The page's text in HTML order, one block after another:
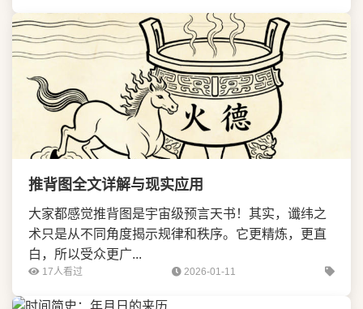
推背图全文详解与现实应用
大家都感觉推背图是宇宙级预言天书！其实，谶纬之
术只是从不同角度揭示规律和秩序。它更精炼，更直
白，所以受众更广...
17人看过 2026-01-11